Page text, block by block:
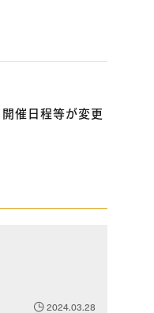
開催日程等が変更
2024.03.28